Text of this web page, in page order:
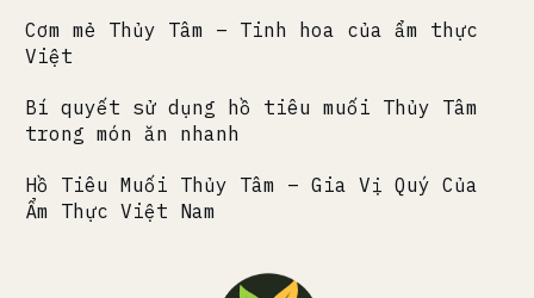
Cơm mẻ Thủy Tâm – Tinh hoa của ẩm thực
Việt
Bí quyết sử dụng hồ tiêu muối Thủy Tâm
trong món ăn nhanh
Hồ Tiêu Muối Thủy Tâm – Gia Vị Quý Của
Ẩm Thực Việt Nam